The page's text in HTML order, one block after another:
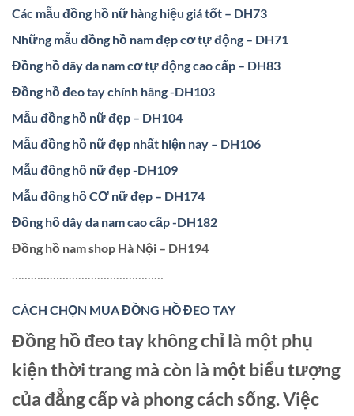
Các mẫu đồng hồ nữ hàng hiệu giá tốt – DH73
Những mẫu đồng hồ nam đẹp cơ tự động – DH71
Đồng hồ dây da nam cơ tự động cao cấp – DH83
Đồng hồ đeo tay chính hãng -DH103
Mẫu đồng hồ nữ đẹp – DH104
Mẫu đồng hồ nữ đẹp nhất hiện nay – DH106
Mẫu đồng hồ nữ đẹp -DH109
Mẫu đồng hồ CƠ nữ đẹp – DH174
Đồng hồ dây da nam cao cấp -DH182
Đồng hồ nam shop Hà Nội – DH194
CÁCH CHỌN MUA ĐỒNG HỒ ĐEO TAY
Đồng hồ đeo tay không chỉ là một phụ
kiện thời trang mà còn là một biểu tượng
của đẳng cấp và phong cách sống. Việc